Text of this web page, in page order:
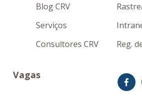
Blog CRV
Serviços
Consultores CRV
Reg.
Vagas